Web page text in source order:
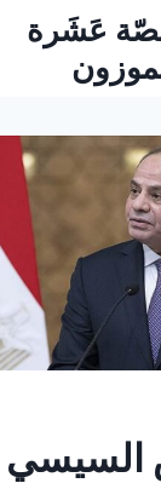
عَشَرة
السيسي